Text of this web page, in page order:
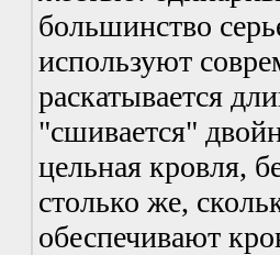
большинство
используют
раскатывается
"сшивается"
цельная кровля,
столько же,
обеспечивают